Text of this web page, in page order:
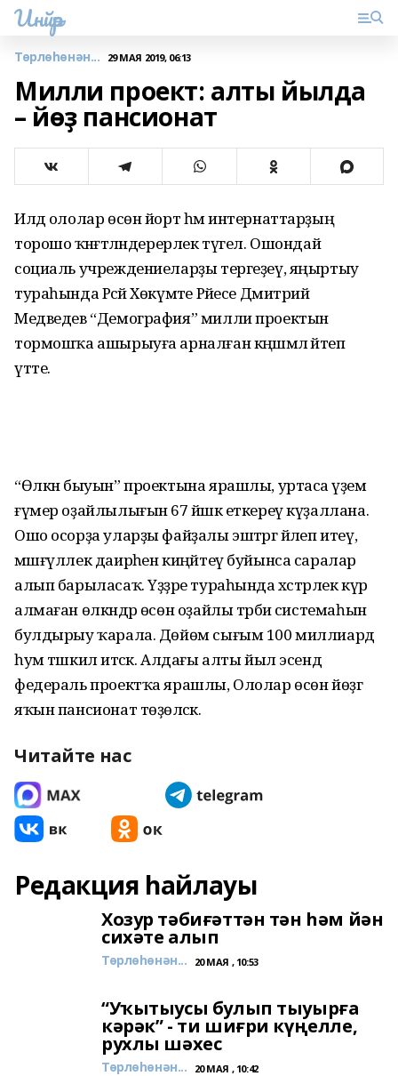
Инйәр
Төрлөһөнән... 29 МАЯ 2019, 06:13
Милли проект: алты йылда
– йөҙ пансионат
Илдә ололар өсөн йорт һәм интернаттарҙың
торошо ҡәнәғәтләндерерлек түгел. Ошондай
социаль учреждениеларҙы тергеҙеү, яңыртыу
тураһында Рәсәй Хөкүмәте Рәйесе Дмитрий
Медведев “Демография” милли проектын
тормошҡа ашырыуға арналған кәңәшмәлә әйтеп
үтте.
“Өлкән быуын” проектына ярашлы, уртаса әүҙем
ғүмер оҙайлылығын 67 йәшкә еткереү күҙаллана.
Ошо осорҙа уларҙы файҙалы эштәргә йәлеп итеү,
мәшғүллек даирәһен киңәйтеү буйынса саралар
алып барыласаҡ. Үҙҙәре тураһында хәстәрлек күрә
алмаған өлкәндәр өсөн оҙайлы тәрбиә системаһын
булдырыу ҡарала. Дөйөм сығым 100 миллиард
һум тәшкил итәсәк. Алдағы алты йыл эсендә
федераль проектҡа ярашлы, Ололар өсөн йөҙгә
яҡын пансионат төҙөләсәк.
Читайте нас
Редакция һайлауы
Хозур тәбиғәттән тән һәм йән
сихәте алып
Төрлөһөнән... 20 МАЯ , 10:53
“Уҡытыусы булып тыуырға
кәрәк” - ти шиғри күңелле,
рухлы шәхес
Төрлөһөнән... 20 МАЯ , 10:42